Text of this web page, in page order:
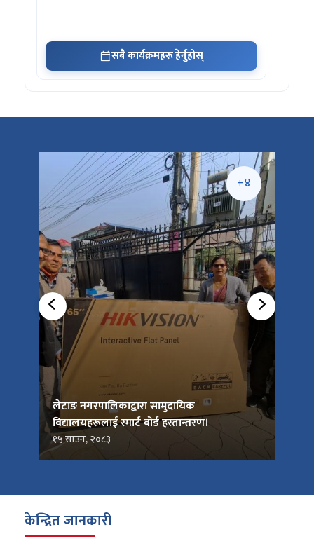
सबै कार्यक्रमहरू हेर्नुहोस्
+४
लेटाङ नगरपालिकाद्वारा सामुदायिक
विद्यालयहरूलाई स्मार्ट बोर्ड हस्तान्तरण।
१५ साउन, २०८३
केन्द्रित जानकारी